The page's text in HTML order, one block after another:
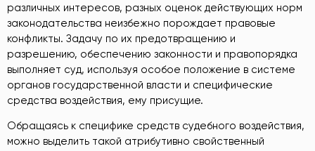
различных интересов, разных оценок действующих норм
законодательства неизбежно порождает правовые
конфликты. Задачу по их предотвращению и
разрешению, обеспечению законности и правопорядка
выполняет суд, используя особое положение в системе
органов государственной власти и специфические
средства воздействия, ему присущие.
Обращаясь к специфике средств судебного воздействия,
можно выделить такой атрибутивно свойственный